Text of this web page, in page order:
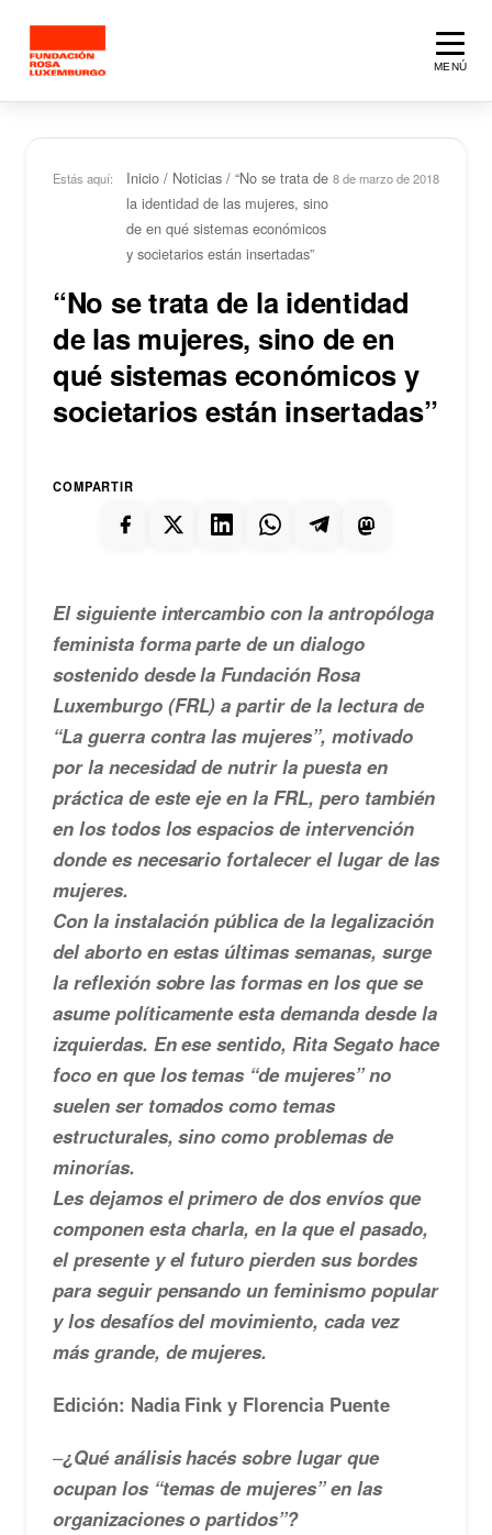
MENÚ
Estás aquí: Inicio / Noticias / “No se trata de
la identidad de las mujeres, sino
de en qué sistemas económicos
y societarios están insertadas”
8 de marzo de 2018
“No se trata de la identidad
de las mujeres, sino de en
qué sistemas económicos y
societarios están insertadas”
COMPARTIR
El siguiente intercambio con la antropóloga
feminista forma parte de un dialogo
sostenido desde la Fundación Rosa
Luxemburgo (FRL) a partir de la lectura de
“La guerra contra las mujeres”, motivado
por la necesidad de nutrir la puesta en
práctica de este eje en la FRL, pero también
en los todos los espacios de intervención
donde es necesario fortalecer el lugar de las
mujeres.
Con la instalación pública de la legalización
del aborto en estas últimas semanas, surge
la reflexión sobre las formas en los que se
asume políticamente esta demanda desde la
izquierdas. En ese sentido, Rita Segato hace
foco en que los temas “de mujeres” no
suelen ser tomados como temas
estructurales, sino como problemas de
minorías.
Les dejamos el primero de dos envíos que
componen esta charla, en la que el pasado,
el presente y el futuro pierden sus bordes
para seguir pensando un feminismo popular
y los desafíos del movimiento, cada vez
más grande, de mujeres.
Edición: Nadia Fink y Florencia Puente
–¿Qué análisis hacés sobre lugar que
ocupan los “temas de mujeres” en las
organizaciones o partidos”?